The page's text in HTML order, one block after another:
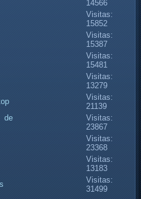
14566
Visitas:
15852
Visitas:
15387
Visitas:
15481
Visitas:
13279
Visitas:
21139
de
Visitas:
23867
Visitas:
23368
Visitas:
13183
Visitas:
31499